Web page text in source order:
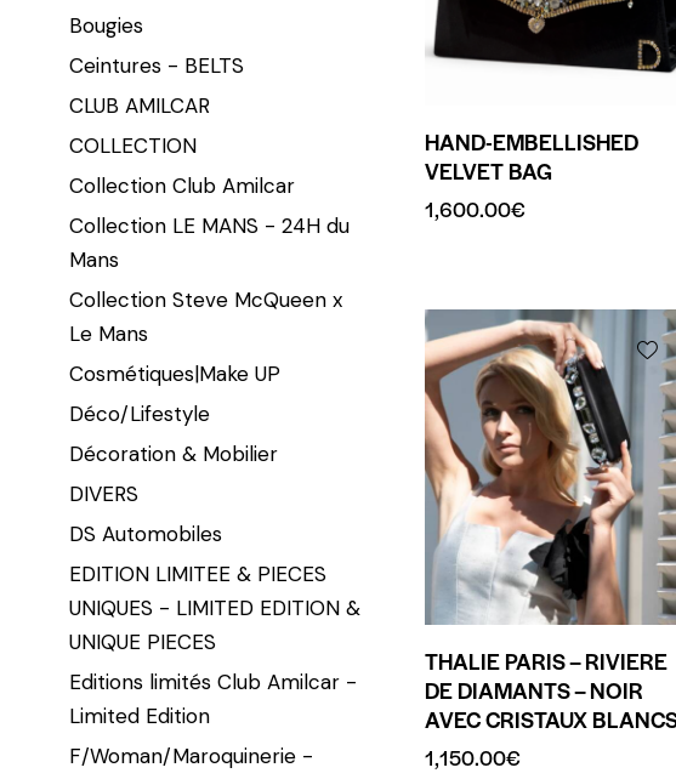
HAND-EMBELLISHED
VELVET BAG
1,600.00€
THALIE PARIS – RIVIERE
DE DIAMANTS – NOIR
AVEC CRISTAUX
1,150.00€
Bougies
Ceintures - BELTS
CLUB AMILCAR
COLLECTION
Collection Club Amilcar
Collection LE MANS - 24H du
Mans
Collection Steve McQueen x
Le Mans
Cosmétiques|Make UP
Déco/Lifestyle
Décoration & Mobilier
DIVERS
DS Automobiles
EDITION LIMITEE & PIECES
UNIQUES - LIMITED EDITION &
UNIQUE PIECES
Editions limités Club Amilcar -
Limited Edition
F/Woman/Maroquinerie -